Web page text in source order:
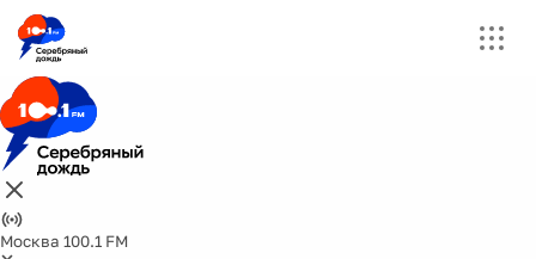
Москва 100.1 FM